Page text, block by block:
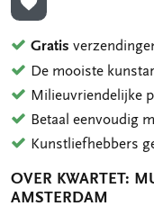
TOEVOEGEN AAN
Gratis
De mooiste
Milieuvriendelijke
Betaal eenvoudig
Kunstliefhebbers
OVER KWARTET:
AMSTERDAM